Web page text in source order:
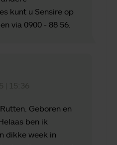
kunt u Sensire op
via 0900 - 88 56.
| 15:36
Geboren en
ben ik
dikke week in